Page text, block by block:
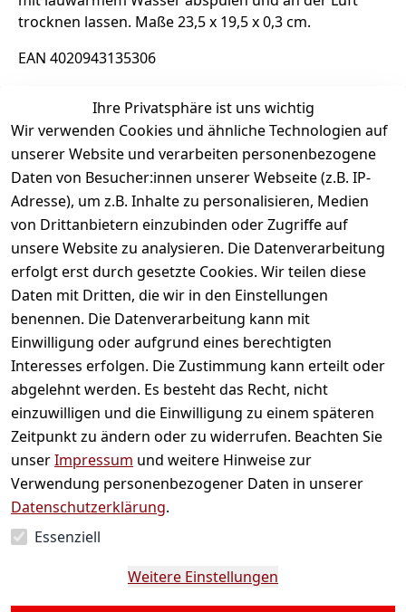
trocknen lassen. Maße 23,5 x 19,5 x 0,3 cm.
EAN 4020943135306
Rechtliche Informationen
Bambusmatte
3,49 €
Auf Lager
Hinzufügen
Dosierlöffel für
Ihre Privatsphäre ist uns wichtig
Wir verwenden Cookies und ähnliche Technologien auf
unserer Website und verarbeiten personenbezogene
Daten von Besucher:innen unserer Webseite (z.B. IP-
Adresse), um z.B. Inhalte zu personalisieren, Medien
von Drittanbietern einzubinden oder Zugriffe auf
unsere Website zu analysieren. Die Datenverarbeitung
erfolgt erst durch gesetzte Cookies. Wir teilen diese
Daten mit Dritten, die wir in den Einstellungen
benennen. Die Datenverarbeitung kann mit
Einwilligung oder aufgrund eines berechtigten
Interesses erfolgen. Die Zustimmung kann erteilt oder
abgelehnt werden. Es besteht das Recht, nicht
einzuwilligen und die Einwilligung zu einem späteren
Zeitpunkt zu ändern oder zu widerrufen. Beachten Sie
unserImpressum und weitere Hinweise zur
Verwendung personenbezogener Daten in unserer
Datenschutzerklärung.
Essenziell
Weitere Einstellungen